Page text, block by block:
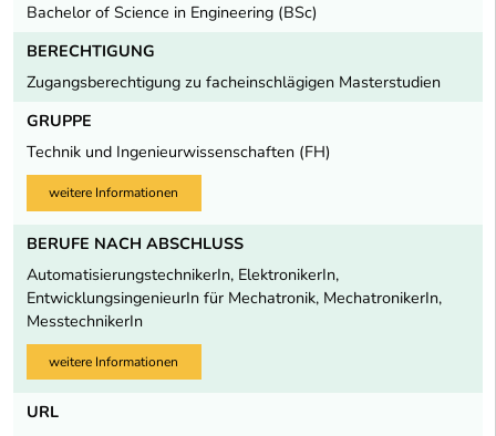
Bachelor of Science in Engineering (BSc)
BERECHTIGUNG
Zugangsberechtigung zu facheinschlägigen Masterstudien
GRUPPE
Technik und Ingenieurwissenschaften (FH)
weitere Informationen
BERUFE NACH ABSCHLUSS
AutomatisierungstechnikerIn, ElektronikerIn,
EntwicklungsingenieurIn für Mechatronik, MechatronikerIn,
MesstechnikerIn
weitere Informationen
URL